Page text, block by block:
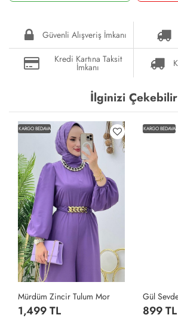
Güvenli Alışveriş İmkanı
Kredi Kartına Taksit
İmkanı
İlginizi Çekebilir
KARGO BEDAVA
Mürdüm Zincir Tulum Mor
1,499 TL
KARGO BEDAVA
899 TL